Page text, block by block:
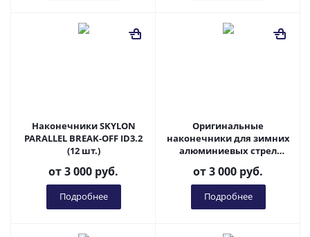
Наконечники SKYLON
PARALLEL BREAK-OFF ID3.2
(12 шт.)
от3 000 руб.
Подробнее
Оригинальные
наконечники для зимних
алюминиевых стрел
без грузиков) / (по 6 шт.)
от3 000 руб.
Подробнее